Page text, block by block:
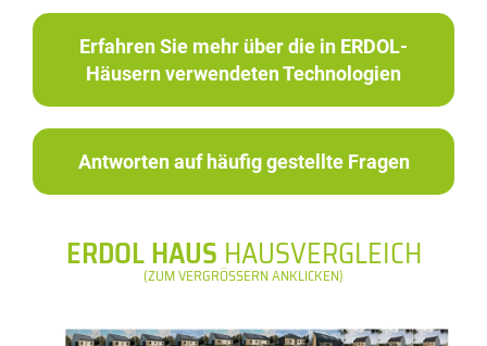
Erfahren Sie mehr über die in ERDOL-
Häusern verwendeten Technologien
Antworten auf häufig gestellte Fragen
ERDOL HAUS HAUSVERGLEICH
(ZUM VERGRÖSSERN ANKLICKEN)